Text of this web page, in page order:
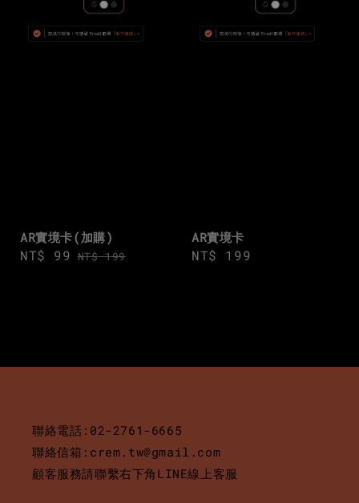
AR實境卡(加購)
Sale
NT$ 99 Regular
NT$ 199
AR實境卡
Regular
NT$ 199
聯絡電話:02-2761-6665
聯絡信箱:crem.tw@gmail.com
顧客服務請聯繫右下角LINE線上客服